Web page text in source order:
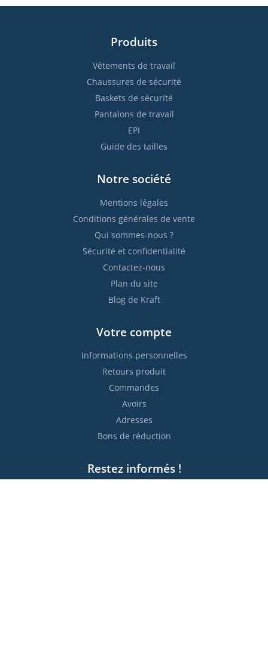
Produits
Vêtements de travail
Chaussures de sécurité
Baskets de sécurité
Pantalons de travail
EPI
Guide des tailles
Notre société
Mentions légales
Conditions générales de vente
Qui sommes-nous ?
Sécurité et confidentialité
Contactez-nous
Plan du site
Blog de Kraft
Votre compte
Informations personnelles
Retours produit
Commandes
Avoirs
Adresses
Bons de réduction
Restez informés !